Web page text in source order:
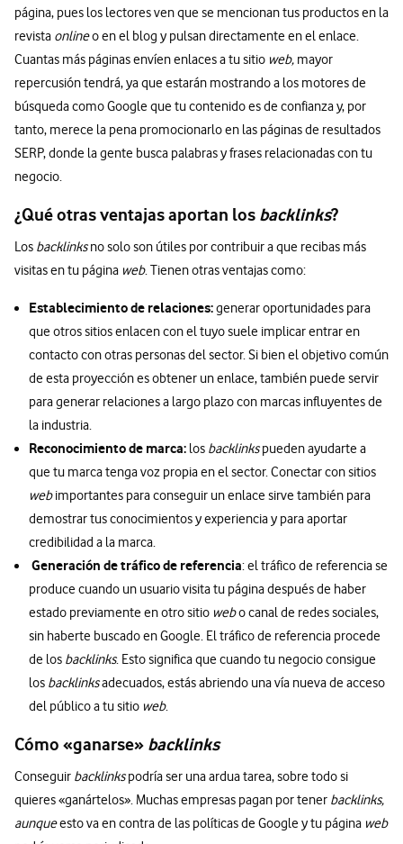
página, pues los lectores ven que se mencionan tus productos en la
revista onlineo en el blog y pulsan directamente en el enlace.
Cuantas más páginas envíen enlaces a tu sitio web, mayor
repercusión tendrá, ya que estarán mostrando a los motores de
búsqueda como Google que tu contenido es de confianza y, por
tanto, merece la pena promocionarlo en las páginas de resultados
SERP, donde la gente busca palabras y frases relacionadas con tu
negocio.
¿Qué otras ventajas aportan los backlinks?
Los backlinksno solo son útiles por contribuir a que recibas más
visitas en tu página web. Tienen otras ventajas como:
Establecimiento de relaciones:generar oportunidades para
que otros sitios enlacen con el tuyo suele implicar entrar en
contacto con otras personas del sector. Si bien el objetivo común
de esta proyección es obtener un enlace, también puede servir
para generar relaciones a largo plazo con marcas influyentes de
la industria.
Reconocimiento de marca: los backlinkspueden ayudarte a
que tu marca tenga voz propia en el sector. Conectar con sitios
webimportantes para conseguir un enlace sirve también para
demostrar tus conocimientos y experiencia y para aportar
credibilidad a la marca.
Generación de tráfico de referencia: el tráfico de referencia se
produce cuando un usuario visita tu página después de haber
estado previamente en otro sitio webo canal de redes sociales,
sin haberte buscado en Google. El tráfico de referencia procede
de los backlinks. Esto significa que cuando tu negocio consigue
los backlinksadecuados, estás abriendo una vía nueva de acceso
del público a tu sitio web.
Cómo «ganarse» backlinks
Conseguir backlinkspodría ser una ardua tarea, sobre todo si
quieres «ganártelos». Muchas empresas pagan por tener backlinks,
aunqueesto va en contra de las políticas de Google y tu página web